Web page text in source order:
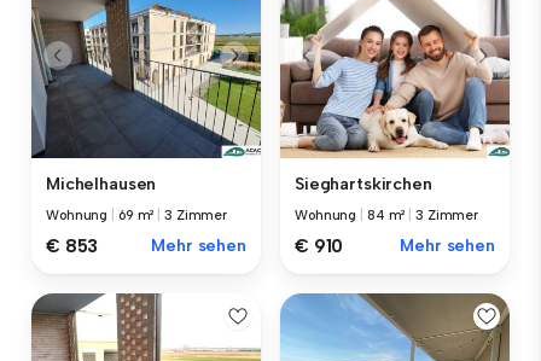
Michelhausen
Wohnung 69 m² |3 Zimmer
€ 853 Mehr sehen
Sieghartskirchen
Wohnung 84 m² |3 Zimmer
€ 910 Mehr sehen